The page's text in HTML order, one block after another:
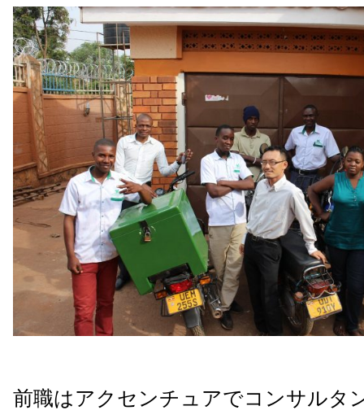
前職はアクセンチュアでコンサルタ